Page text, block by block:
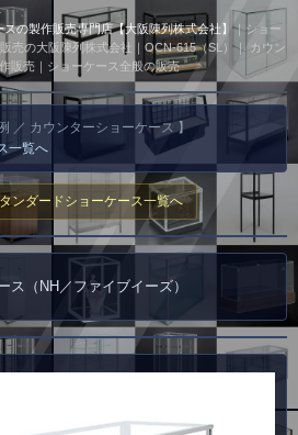
の製作販売専門店【大阪陳列株式会社】｜ショー
売の大阪陳列株式会社｜OCN-615（SL）｜ カウン
販売｜ショーケース全般の販売
／ カウンターショーケース 】
一覧へ
ンダードショーケース一覧へ
ス（NH／ファイブイーズ）